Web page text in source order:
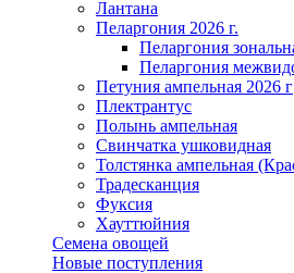
Лантана
Пеларгония 2026 г.
Пеларгония
Пеларгония
Петуния ампельная 2026 г
Плектрантус
Полынь ампельная
Свинчатка ушковидная
Толстянка ампельная
Традесканция
Фуксия
Хауттюйния
Семена овощей
Новые поступления